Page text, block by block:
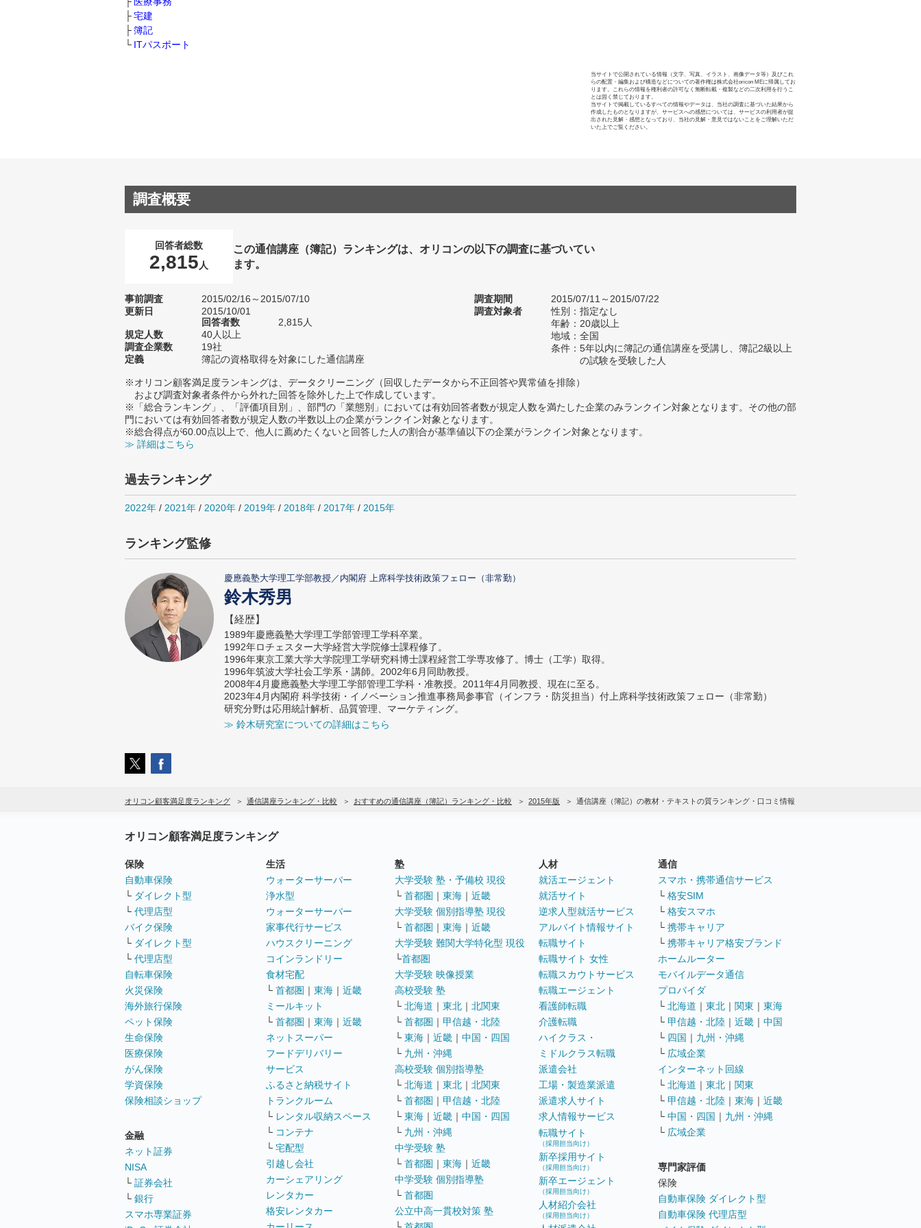
宅建
簿記
ITパスポート
当サイトで公開されている情報（文字、写真、イラスト、画像データ等）及びこれ
らの配置・編集および構造などについての著作権は株式会社oricon MEに帰属してお
ります。これらの情報を権利者の許可なく無断転載・複製などの二次利用を行うこ
とは固く禁じております。
当サイトで掲載しているすべての情報やデータは、当社の調査に基づいた結果から
作成したものとなりますが、サービスへの感想については、サービスの利用者が提
出された見解・感想となっており、当社の見解・意見ではないことをご理解いただ
いた上でご覧ください。
調査概要
回答者総数
2,815 人
この通信講座（簿記）ランキングは、オリコンの以下の調査に基づいてい
ます。
事前調査
2015/02/16～2015/07/10
更新日
2015/10/01
回答者数
2,815人
規定人数
40人以上
調査企業数
19社
定義
簿記の資格取得を対象にした通信講座
調査期間
2015/07/11～2015/07/22
調査対象者
性別：指定なし
年齢：20歳以上
地域：全国
条件：5年以内に簿記の通信講座を受講し、簿記2級以上
の試験を受験した人
※オリコン顧客満足度ランキングは、データクリーニング（回収したデータから不正回答や異常値を排除）
および調査対象者条件から外れた回答を除外した上で作成しています。
※「総合ランキング」、「評価項目別」、部門の「業態別」においては有効回答者数が規定人数を満たした企業のみランクイン対象となります。その他の部
門においては有効回答者数が規定人数の半数以上の企業がランクイン対象となります。
※総合得点が60.00点以上で、他人に薦めたくないと回答した人の割合が基準値以下の企業がランクイン対象となります。
≫ 詳細はこちら
過去ランキング
2022年 / 2021年 / 2020年 / 2019年 / 2018年 / 2017年 / 2015年
ランキング監修
慶應義塾大学理工学部教授／内閣府 上席科学技術政策フェロー（非常勤）
鈴木秀男
【経歴】
1989年慶應義塾大学理工学部管理工学科卒業。
1992年ロチェスター大学経営大学院修士課程修了。
1996年東京工業大学大学院理工学研究科博士課程経営工学専攻修了。博士（工学）取得。
1996年筑波大学社会工学系・講師。2002年6月同助教授。
2008年4月慶應義塾大学理工学部管理工学科・准教授。2011年4月同教授、現在に至る。
2023年4月内閣府 科学技術・イノベーション推進事務局参事官（インフラ・防災担当）付上席科学技術政策フェロー（非常勤）
研究分野は応用統計解析、品質管理、マーケティング。
≫ 鈴木研究室についての詳細はこちら
オリコン顧客満足度ランキング 通信講座ランキング・比較 おすすめの通信講座（簿記）ランキング・比較 2015年版 通信講座（簿記）の教材・テキストの質ランキング・口コミ情報
オリコン顧客満足度ランキング
保険
自動車保険
└ ダイレクト型
└ 代理店型
バイク保険
└ ダイレクト型
└ 代理店型
自転車保険
火災保険
海外旅行保険
ペット保険
生命保険
医療保険
がん保険
学資保険
保険相談ショップ
金融
ネット証券
NISA
└ 証券会社
└ 銀行
スマホ専業証券
生活
ウォーターサーバー
浄水型
ウォーターサーバー
家事代行サービス
ハウスクリーニング
コインランドリー
食材宅配
└ 首都圏 ｜ 東海 ｜ 近畿
ミールキット
└ 首都圏 ｜ 東海 ｜ 近畿
ネットスーパー
フードデリバリー
サービス
ふるさと納税サイト
トランクルーム
└ レンタル収納スペース
└ コンテナ
└ 宅配型
引越し会社
カーシェアリング
レンタカー
格安レンタカー
塾
大学受験 塾・予備校 現役
└ 首都圏 ｜ 東海 ｜ 近畿
大学受験 個別指導塾 現役
└ 首都圏 ｜ 東海 ｜ 近畿
大学受験 難関大学特化型 現役
└首都圏
大学受験 映像授業
高校受験 塾
└ 北海道 ｜ 東北 ｜ 北関東
└ 首都圏 ｜ 甲信越・北陸
└ 東海 ｜ 近畿 ｜ 中国・四国
└ 九州・沖縄
高校受験 個別指導塾
└ 北海道 ｜ 東北 ｜ 北関東
└ 首都圏 ｜ 甲信越・北陸
└ 東海 ｜ 近畿 ｜ 中国・四国
└ 九州・沖縄
中学受験 塾
└ 首都圏 ｜ 東海 ｜ 近畿
中学受験 個別指導塾
└ 首都圏
公立中高一貫校対策 塾
人材
就活エージェント
就活サイト
逆求人型就活サービス
アルバイト情報サイト
転職サイト
転職サイト 女性
転職スカウトサービス
転職エージェント
看護師転職
介護転職
ハイクラス・
ミドルクラス転職
派遣会社
工場・製造業派遣
派遣求人サイト
求人情報サービス
転職サイト
（採用担当向け）
新卒採用サイト
（採用担当向け）
新卒エージェント
（採用担当向け）
人材紹介会社
（採用担当向け）
通信
スマホ・携帯通信サービス
└ 格安SIM
└ 格安スマホ
└ 携帯キャリア
└ 携帯キャリア格安ブランド
ホームルーター
モバイルデータ通信
プロバイダ
└ 北海道 ｜ 東北 ｜ 関東 ｜ 東海
└ 甲信越・北陸 ｜ 近畿 ｜ 中国
└ 四国 ｜ 九州・沖縄
└ 広域企業
インターネット回線
└ 北海道 ｜ 東北 ｜ 関東
└ 甲信越・北陸 ｜ 東海 ｜ 近畿
└ 中国・四国 ｜ 九州・沖縄
└ 広域企業
専門家評価
保険
自動車保険 ダイレクト型
自動車保険 代理店型